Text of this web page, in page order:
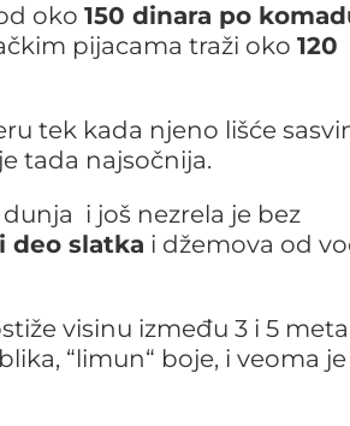
oko 150 dinara po
pijacama traži oko 120
tek kada njeno lišće
tada najsočnija.
i još nezrela je bez
deo slatka i džemova od
visinu između 3 i 5
“limun“ boje, i veoma je